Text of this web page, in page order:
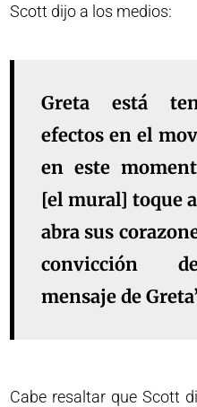
Scott dijo a los medios:
Greta está
efectos en el
en este
[el mural] toque
abra sus
convicción
mensaje de
Cabe resaltar que Scott